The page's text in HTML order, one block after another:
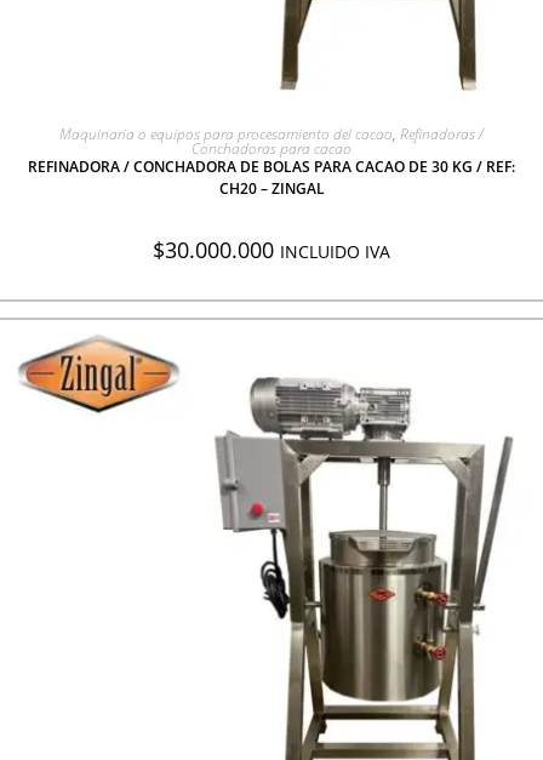
AGREGAR A COTIZACIÓN
Maquinaria o equipos para procesamiento del cacao, Refinadoras /
Conchadoras para cacao
REFINADORA / CONCHADORA DE BOLAS PARA CACAO DE 30 KG / REF:
CH20 – ZINGAL
$30.000.000 INCLUIDO IVA